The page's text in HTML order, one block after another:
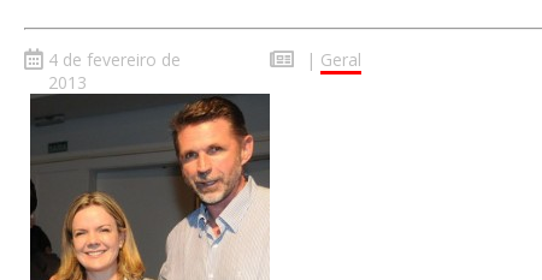
4 de fevereiro de
2013
| Geral